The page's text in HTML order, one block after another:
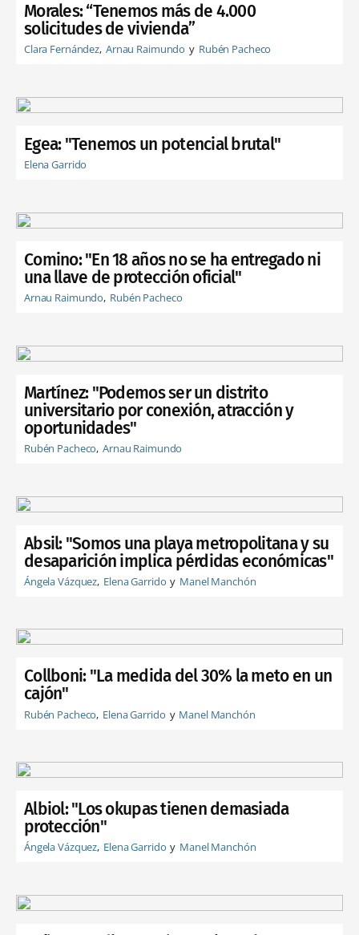
Morales: “Tenemos más de 4.000
solicitudes de vivienda”
Clara Fernández Arnau Raimundo Rubén Pacheco
Egea: "Tenemos un potencial brutal"
Elena Garrido
Comino: "En 18 años no se ha entregado ni
una llave de protección oficial"
Arnau Raimundo Rubén Pacheco
Martínez: "Podemos ser un distrito
universitario por conexión, atracción y
oportunidades"
Rubén Pacheco Arnau Raimundo
Absil: "Somos una playa metropolitana y su
desaparición implica pérdidas económicas"
Ángela Vázquez Elena Garrido Manel Manchón
Collboni: "La medida del 30% la meto en un
cajón"
Rubén Pacheco Elena Garrido Manel Manchón
Albiol: "Los okupas tienen demasiada
protección"
Ángela Vázquez Elena Garrido Manel Manchón